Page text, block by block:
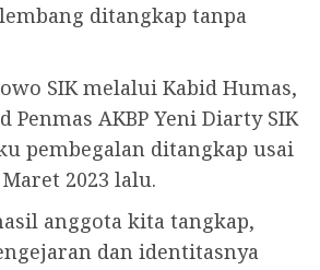
ditangkap tanpa
SIK melalui Kabid Humas,
AKBP Yeni Diarty SIK
pembegalan ditangkap usai
2023 lalu.
anggota kita tangkap,
dan identitasnya